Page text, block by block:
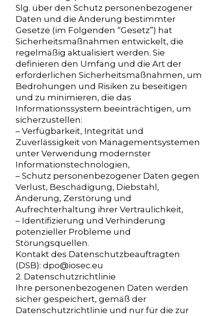
Slg. über den Schutz personenbezogener
Daten und die Änderung bestimmter
Gesetze (im Folgenden “Gesetz”) hat
Sicherheitsmaßnahmen entwickelt, die
regelmäßig aktualisiert werden. Sie
definieren den Umfang und die Art der
erforderlichen Sicherheitsmaßnahmen, um
Bedrohungen und Risiken zu beseitigen
und zu minimieren, die das
Informationssystem beeinträchtigen, um
sicherzustellen:
– Verfügbarkeit, Integrität und
Zuverlässigkeit von Managementsystemen
unter Verwendung modernster
Informationstechnologien,
– Schutz personenbezogener Daten gegen
Verlust, Beschädigung, Diebstahl,
Änderung, Zerstörung und
Aufrechterhaltung ihrer Vertraulichkeit,
– Identifizierung und Verhinderung
potenzieller Probleme und
Störungsquellen.
Kontakt des Datenschutzbeauftragten
(DSB): dpo@iosec.eu
2. Datenschutzrichtlinie
Ihre personenbezogenen Daten werden
sicher gespeichert, gemäß der
Datenschutzrichtlinie und nur für die zur